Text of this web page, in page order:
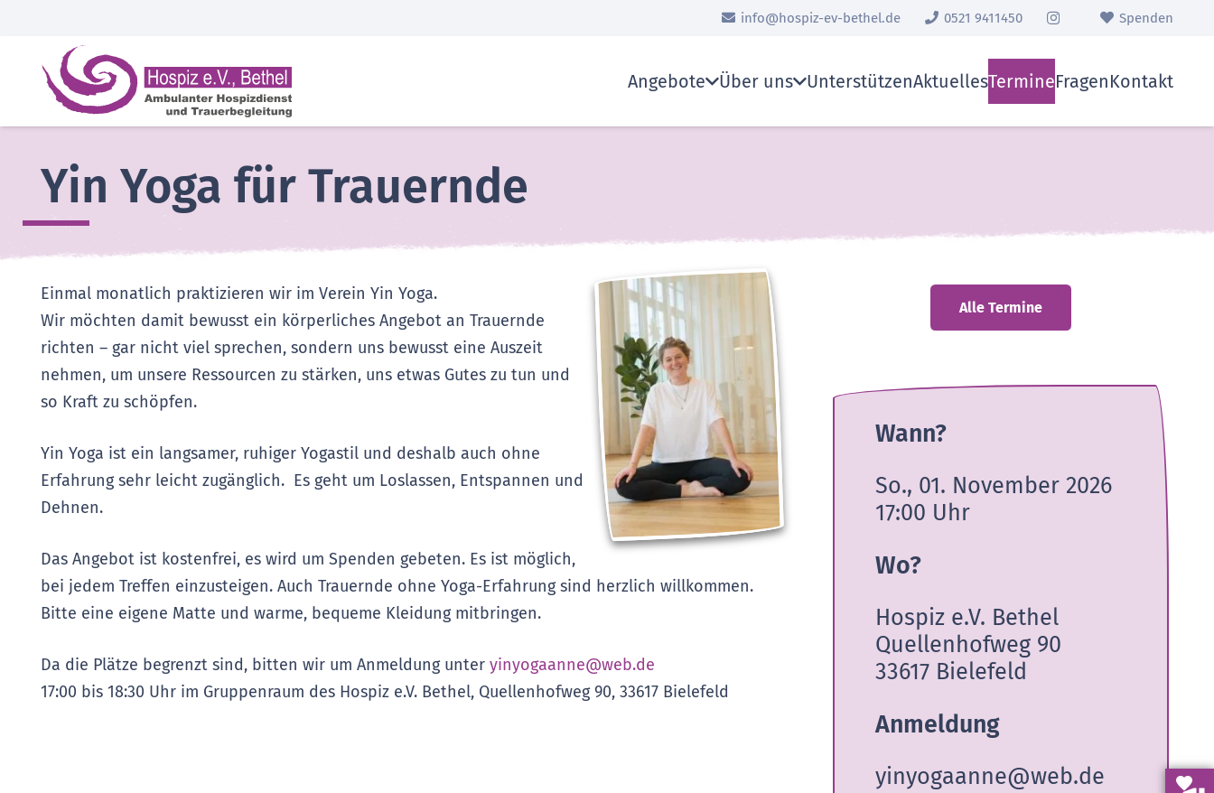
info@hospiz-ev-bethel.de 0521 9411450 Spenden
Angebote Über uns UnterstützenAktuellesTermineFragenKontakt
Yin Yoga für Trauernde
Einmal monatlich praktizieren wir im Verein Yin Yoga.
Wir möchten damit bewusst ein körperliches Angebot an Trauernde
richten – gar nicht viel sprechen, sondern uns bewusst eine Auszeit
nehmen, um unsere Ressourcen zu stärken, uns etwas Gutes zu tun und
so Kraft zu schöpfen.
Yin Yoga ist ein langsamer, ruhiger Yogastil und deshalb auch ohne
Erfahrung sehr leicht zugänglich. Es geht um Loslassen, Entspannen und
Dehnen.
Das Angebot ist kostenfrei, es wird um Spenden gebeten. Es ist möglich,
bei jedem Treffen einzusteigen. Auch Trauernde ohne Yoga-Erfahrung sind herzlich willkommen.
Bitte eine eigene Matte und warme, bequeme Kleidung mitbringen.
Da die Plätze begrenzt sind, bitten wir um Anmeldung unter yinyogaanne@web.de
17:00 bis 18:30 Uhr im Gruppenraum des Hospiz e.V. Bethel, Quellenhofweg 90, 33617 Bielefeld
Alle Termine
Wann?
So., 01. November 2026
17:00 Uhr
Wo?
Hospiz e.V. Bethel
Quellenhofweg 90
33617 Bielefeld
Anmeldung
yinyogaanne@web.de